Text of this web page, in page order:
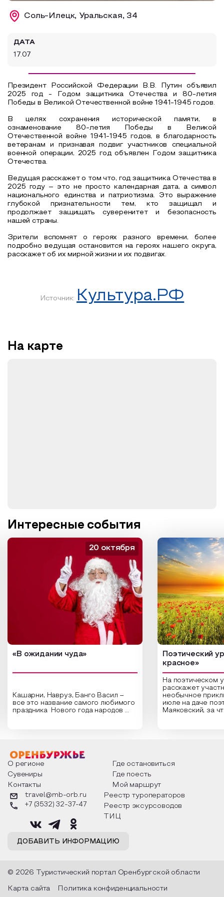
Образовательный туризм
Доступная среда
Соль-Илецк, Уральская, 34
ДАТА
17.07
Президент Российской Федерации В.В. Путин объявил
2025 год - Годом защитника Отечества и 80-летия
Победы в Великой Отечественной войне 1941-1945 годов.
В целях сохранения исторической памяти, в
ознаменование 80-летия Победы в Великой
Отечественной войне 1941-1945 годов, в благодарность
ветеранам и признавая подвиг участников специальной
военной операции, 2025 год объявлен Годом защитника
Отечества.
Ведущая расскажет о том что, год защитника Отечества в
2025 году – это не просто календарная дата, а символ
национального единства и патриотизма. Это выражение
глубокой признательности тем, кто защищал и
продолжает защищать суверенитет и безопасность
нашей страны.
Зрители вспомнят о героях разного времени, более
подробно ведущая остановится на героях нашего округа,
расскажет об их мирной жизни и их подвигах.
Источник: Культура.РФ
На карте
Интересные события
«В ожидании чуда»
Кашарни, Навруз, Банго Васил –
все это название самого любимого
праздника Нового года народов
о том, как встречают новый год в
разных уголках страны, какие
обряды совершают на удачу и
благополучие, в чем схожи и
различаются традиции. Кто такой
Дед Мороз и откуда он пришел, как
его называют в разных уголках
страны и как появились елочные
20 октября
Поэтический
красное»
На поэтическом
расскажет
необычное
июле на даче
Маяковский, за
Твардовского и
каждой строчке
восхищение
яркому времени
О регионе
Где остановиться
Сувениры
Где поесть
Контакты
Мой маршрут
ДОБАВИТЬ ИНФОРМАЦИЮ
travel@mb-orb.ru
+7 (3532) 32-37-47
Реестр туроператоров
Реестр эксурсоводов
ТИЦ
© 2026 Туристический портал Оренбургской области
Карта сайта Политика конфиденциальности